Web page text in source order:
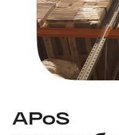
APoS